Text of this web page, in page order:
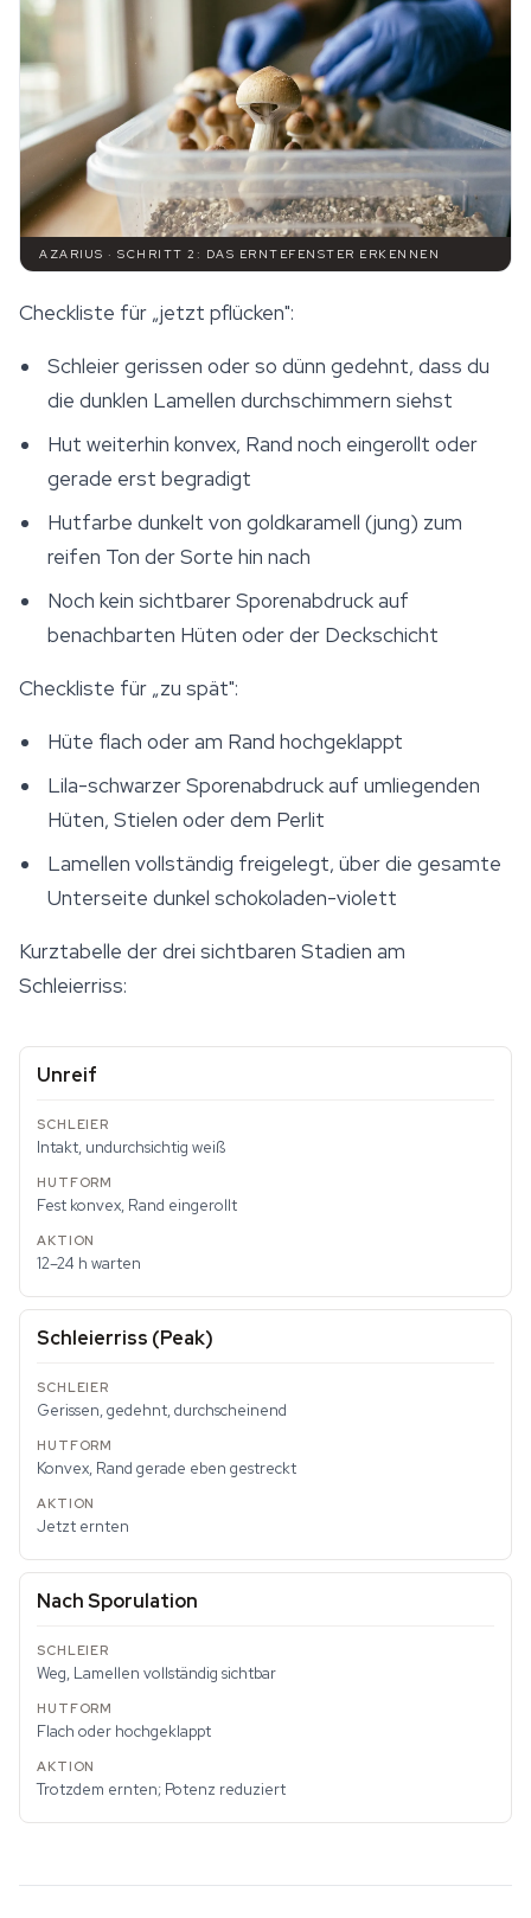
AZARIUS · SCHRITT 2: DAS ERNTEFENSTER ERKENNEN
Checkliste für „jetzt pflücken":
Schleier gerissen oder so dünn gedehnt, dass du
die dunklen Lamellen durchschimmern siehst
Hut weiterhin konvex, Rand noch eingerollt oder
gerade erst begradigt
Hutfarbe dunkelt von goldkaramell (jung) zum
reifen Ton der Sorte hin nach
Noch kein sichtbarer Sporenabdruck auf
benachbarten Hüten oder der Deckschicht
Checkliste für „zu spät":
Hüte flach oder am Rand hochgeklappt
Lila-schwarzer Sporenabdruck auf umliegenden
Hüten, Stielen oder dem Perlit
Lamellen vollständig freigelegt, über die gesamte
Unterseite dunkel schokoladen-violett
Kurztabelle der drei sichtbaren Stadien am
Schleierriss:
Unreif
Intakt, undurchsichtig weiß
Fest konvex, Rand eingerollt
12–24 h warten
Schleierriss (Peak)
Gerissen, gedehnt, durchscheinend
Konvex, Rand gerade eben gestreckt
Jetzt ernten
Nach Sporulation
Weg, Lamellen vollständig sichtbar
Flach oder hochgeklappt
Trotzdem ernten; Potenz reduziert